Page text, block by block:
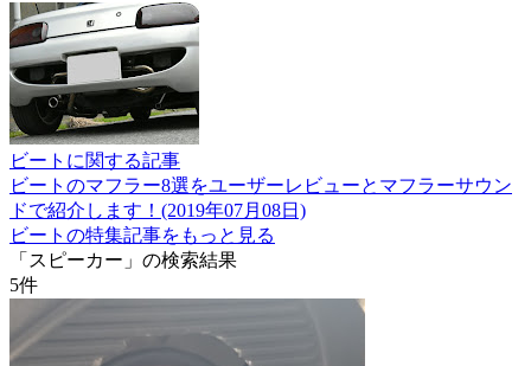
ビートに関する記事
ビートのマフラー8選をユーザーレビューとマフラーサウン
ドで紹介します！(2019年07月08日)
ビートの特集記事をもっと見る
「スピーカー」の検索結果
5件